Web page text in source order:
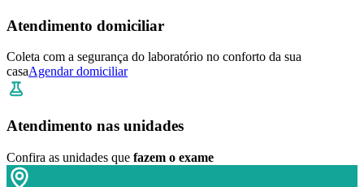
Atendimento domiciliar
Coleta com a segurança do laboratório no conforto da sua
casaAgendar domiciliar
Atendimento nas unidades
Confira as unidades que fazem o exame